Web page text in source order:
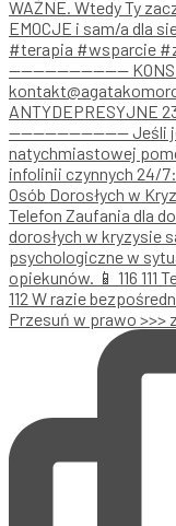
Przesuń w prawo >>>